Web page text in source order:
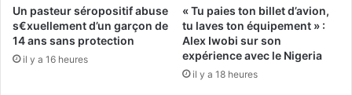
Un pasteur séropositif abuse
s€xuellement d’un garçon de
14 ans sans protection
il y a 16 heures
« Tu paies ton billet d’avion,
tu laves ton équipement » :
Alex Iwobi sur son
expérience avec le Nigeria
il y a 18 heures